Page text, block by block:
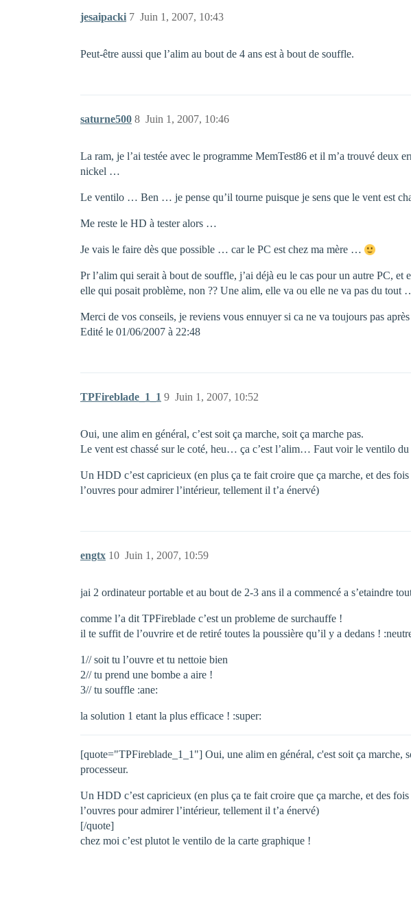
jesaipacki Juin 1, 2007, 10:43
7
Peut-être aussi que l’alim au bout de 4 ans est à bout de souffle.
saturne500 Juin 1, 2007, 10:46
8
La ram, je l’ai testée avec le programme MemTest86 et il m’a trouvé deux
nickel …
Le ventilo … Ben … je pense qu’il tourne puisque je sens que le vent est
Me reste le HD à tester alors …
Je vais le faire dès que possible … car le PC est chez ma mère …
Pr l’alim qui serait à bout de souffle, j’ai déjà eu le cas pour un autre PC,
elle qui posait problème, non ?? Une alim, elle va ou elle ne va pas du tout
Merci de vos conseils, je reviens vous ennuyer si ca ne va toujours pas
Edité le 01/06/2007 à 22:48
TPFireblade_1_1 Juin 1, 2007, 10:52
9
Oui, une alim en général, c’est soit ça marche, soit ça marche pas.
Le vent est chassé sur le coté, heu… ça c’est l’alim… Faut voir le ventilo du
Un HDD c’est capricieux (en plus ça te fait croire que ça marche, et des
l’ouvres pour admirer l’intérieur, tellement il t’a énervé)
engtx Juin 1, 2007, 10:59
10
jai 2 ordinateur portable et au bout de 2-3 ans il a commencé a s’etaindre
comme l’a dit TPFireblade c’est un probleme de surchauffe !
il te suffit de l’ouvrire et de retiré toutes la poussière qu’il y a dedans !
1// soit tu l’ouvre et tu nettoie bien
2// tu prend une bombe a aire !
3// tu souffle :ane:
la solution 1 etant la plus efficace ! :super:
[quote="TPFireblade_1_1"] Oui, une alim en général, c'est soit ça marche,
processeur.
Un HDD c’est capricieux (en plus ça te fait croire que ça marche, et des
l’ouvres pour admirer l’intérieur, tellement il t’a énervé)
[/quote]
chez moi c’est plutot le ventilo de la carte graphique !